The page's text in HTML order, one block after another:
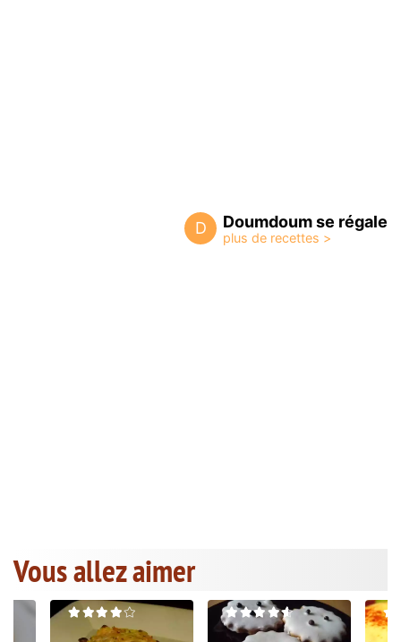
D Doumdoum se régale
Vous allez aimer